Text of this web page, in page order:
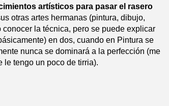
artísticos para pasar el rasero
otras artes hermanas (pintura, dibujo,
la técnica, pero se puede explicar
en dos, cuando en Pintura se
nunca se dominará a la perfección (me
le tengo un poco de tirria).